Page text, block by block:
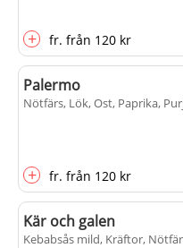
+ fr. från 120 kr
Palermo
Nötfärs, Lök, Ost, Paprika,
+ fr. från 120 kr
Kär och galen
Kebabsås mild, Kräftor,